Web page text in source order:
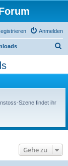
Anmelden
Szene findet ihr
Gehe zu